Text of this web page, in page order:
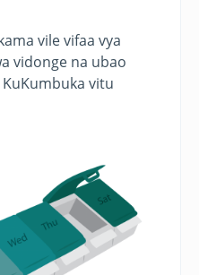
vile vifaa vya
vidonge na ubao
vitu